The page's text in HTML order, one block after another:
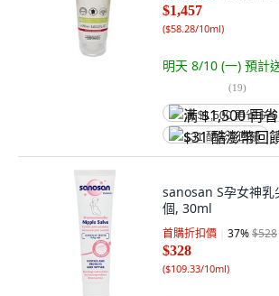
$1,457
($58.28/10ml)
明天 8/10 (一) 預計
(19)
满 $1,500 再省
$31 酷澎幣回饋
sanosan S孕女神乳
個, 30ml
首購折扣價 37%$528
$328
($109.33/10ml)